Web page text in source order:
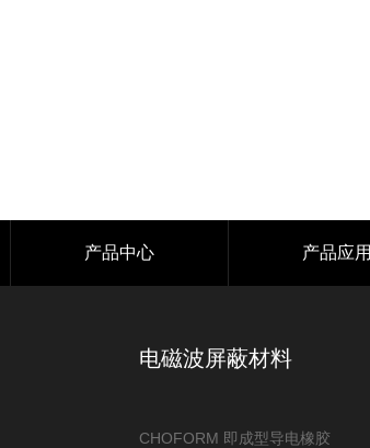
产品中心 产品应用
电磁波屏蔽材料
CHOFORM 即成型导电橡胶